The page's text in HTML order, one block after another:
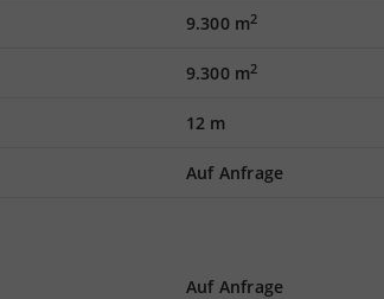
9.300 m2
9.300 m2
12 m
Auf Anfrage
Auf Anfrage